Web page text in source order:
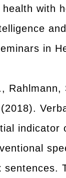
with
in
indicator
sentences.